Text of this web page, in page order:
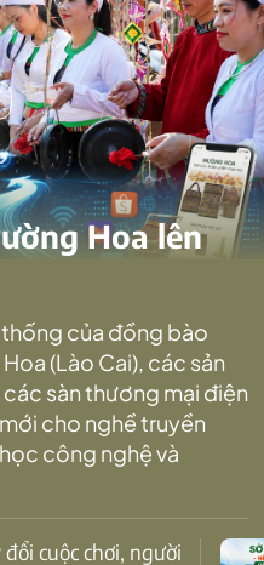
Hoa lên
của đồng bào
(Lào Cai), các sản
sàn thương mại điện
cho nghề truyền
công nghệ và